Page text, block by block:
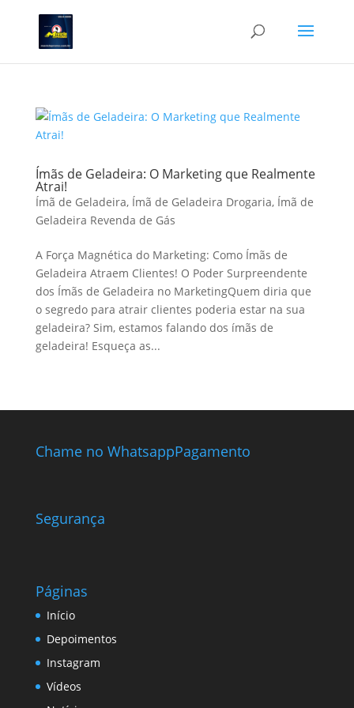
Ímãs de Geladeira: O Marketing que Realmente
Atrai!
Ímã de Geladeira, Ímã de Geladeira Drogaria, Ímã de
Geladeira Revenda de Gás
A Força Magnética do Marketing: Como Ímãs de
Geladeira Atraem Clientes! O Poder Surpreendente
dos Ímãs de Geladeira no MarketingQuem diria que
o segredo para atrair clientes poderia estar na sua
geladeira? Sim, estamos falando dos ímãs de
geladeira! Esqueça as...
Chame no WhatsappPagamento
Segurança
Páginas
Início
Depoimentos
Instagram
Vídeos